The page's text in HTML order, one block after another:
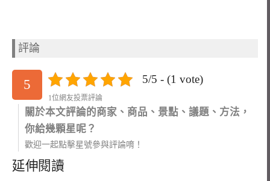
評論
5 5/5 - (1 vote)
1位網友投票評論
關於本文評論的商家、商品、景點、議題、方法，
你給幾顆星呢？
歡迎一起點擊星號參與評論唷！
延伸閱讀